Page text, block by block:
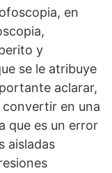
en
y
se le atribuye
aclarar,
en una
que es un error
aisladas